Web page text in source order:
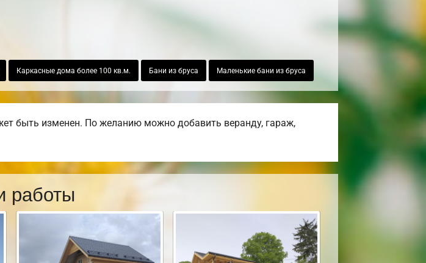
Каркасные дома более 100 кв.м. Бани из бруса Маленькие бани из бруса
быть изменен. По желанию можно добавить веранду, гараж,
работы